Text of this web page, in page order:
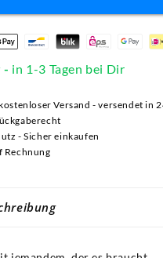
- in 1-3 Tagen bei Dir
Versand - versendet in
- Sicher einkaufen
Rechnung